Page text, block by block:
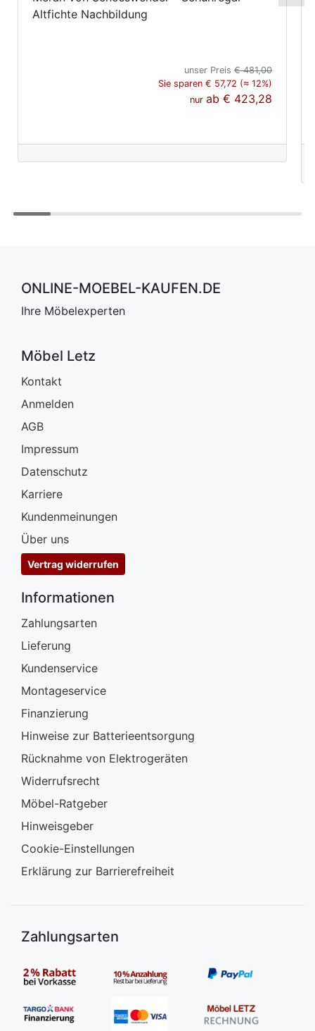
Altfichte Nachbildung
unser Preis€ 481,00
Sie sparen € 57,72 (≈ 12%)
nurab€ 423,28
ONLINE-MOEBEL-KAUFEN.DE
Ihre Möbelexperten
Möbel Letz
Kontakt
Anmelden
AGB
Impressum
Datenschutz
Karriere
Kundenmeinungen
Über uns
Vertrag widerrufen
Informationen
Zahlungsarten
Lieferung
Kundenservice
Montageservice
Finanzierung
Hinweise zur Batterieentsorgung
Rücknahme von Elektrogeräten
Widerrufsrecht
Möbel-Ratgeber
Hinweisgeber
Cookie-Einstellungen
Erklärung zur Barrierefreiheit
Zahlungsarten